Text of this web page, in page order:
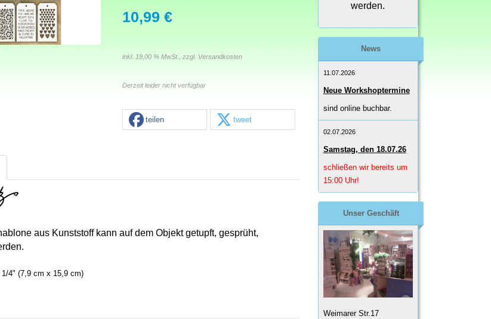
10,99 €
inkl. 19,00 % MwSt., zzgl. Versandkosten
Derzeit leider nicht verfügbar
teilen tweet
aus Kunststoff kann auf dem Objektgetupft, gesprüht,
4" (7,9 cm x 15,9 cm)
werden.
News
11.07.2026
Neue Workshoptermine
sind online buchbar.
02.07.2026
Samstag, den 18.07.26
schließen wir bereits um
15:00 Uhr!
Unser Geschäft
Weimarer Str.17